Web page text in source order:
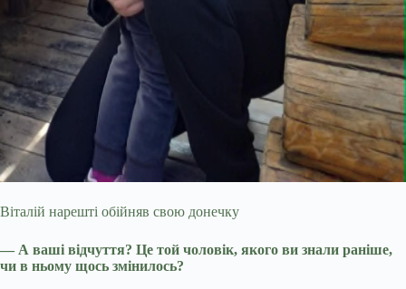
Віталій нарешті обійняв свою донечку
— А ваші відчуття? Це той чоловік, якого ви знали раніше,
чи в ньому щось змінилось?